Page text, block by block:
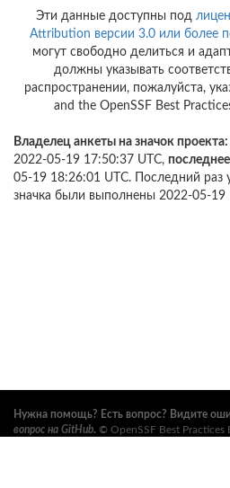
Эти данные доступны под
Attribution версии 3.0 или более
могут свободно делиться и
должны указывать
распространении, пожалуйста,
and the OpenSSF Best
Владелец анкеты на значок проекта:
2022-05-19 17:50:37 UTC,
05-19 18:26:01 UTC. Последний раз
значка были выполнены 2022-05-19
Нужна помощь? Есть вопрос? Видите
вопрос на GitHub. © OpenSSF Best Practices